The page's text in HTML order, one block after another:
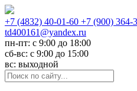
+7 (4832) 40-01-60 +7 (900) 364-
td400161@yandex.ru
пн-пт: с 9:00 до 18:00
сб-вс: с 9:00 до 15:00
вс: выходной